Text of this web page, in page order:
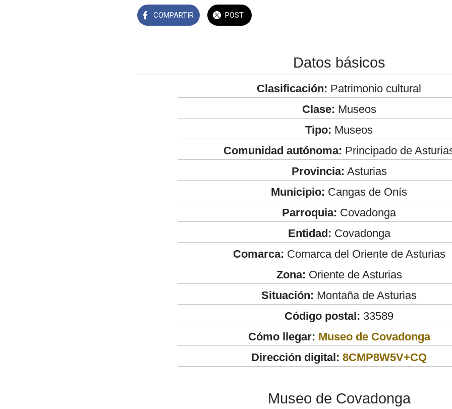
COMPARTIR POST
Datos básicos
Clasificación: Patrimonio cultural
Clase: Museos
Tipo: Museos
Comunidad autónoma: Principado de
Provincia: Asturias
Municipio: Cangas de Onís
Parroquia: Covadonga
Entidad: Covadonga
Comarca: Comarca del Oriente de Asturias
Zona: Oriente de Asturias
Situación: Montaña de Asturias
Código postal: 33589
Cómo llegar: Museo de Covadonga
Dirección digital: 8CMP8W5V+CQ
Museo de Covadonga